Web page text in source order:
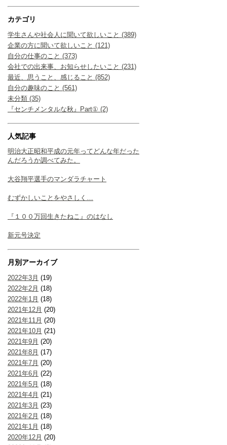
カテゴリ
学生さんや社会人に聞いて欲しいこと (389)
企業の方に聞いて欲しいこと (121)
自分の仕事のこと (373)
会社での出来事、お知らせしたいこと (231)
最近、思うこと、感じること (852)
自分の趣味のこと (561)
未分類 (35)
『センチメンタルな秋』Part① (2)
人気記事
明治大正昭和平成の元年ってどんな年だった
んだろうか調べてみた。
大谷翔平選手のマンダラチャート
むずかしいことをやさしく…
『１００万回生きたねこ』のはなし
新元号決定
月別アーカイブ
2022年3月 (19)
2022年2月 (18)
2022年1月 (18)
2021年12月 (20)
2021年11月 (20)
2021年10月 (21)
2021年9月 (20)
2021年8月 (17)
2021年7月 (20)
2021年6月 (22)
2021年5月 (18)
2021年4月 (21)
2021年3月 (23)
2021年2月 (18)
2021年1月 (18)
2020年12月 (20)